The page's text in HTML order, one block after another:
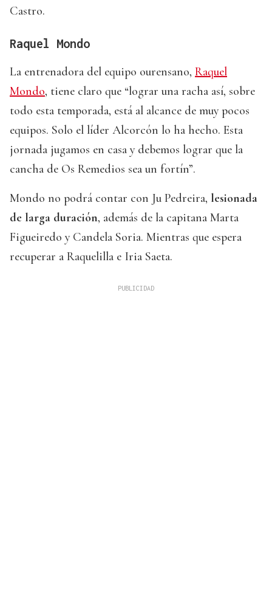
Castro.
Raquel Mondo
La entrenadora del equipo ourensano, Raquel
Mondo, tiene claro que “lograr una racha así, sobre
todo esta temporada, está al alcance de muy pocos
equipos. Solo el líder Alcorcón lo ha hecho. Esta
jornada jugamos en casa y debemos lograr que la
cancha de Os Remedios sea un fortín”.
Mondo no podrá contar con Ju Pedreira, lesionada
de larga duración, además de la capitana Marta
Figueiredo y Candela Soria. Mientras que espera
recuperar a Raquelilla e Iria Saeta.